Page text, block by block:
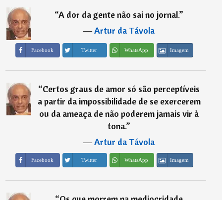
“A dor da gente não sai no jornal.”
―Artur da Távola
Facebook Twitter WhatsApp Imagem
“Certos graus de amor só são perceptíveis
a partir da impossibilidade de se exercerem
ou da ameaça de não poderem jamais vir à
tona.”
―Artur da Távola
Facebook Twitter WhatsApp Imagem